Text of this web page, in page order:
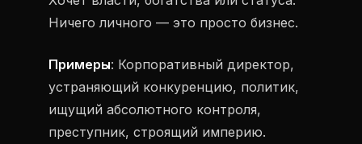
Ничего личного — это просто бизнес.
Примеры: Корпоративный директор,
устраняющий конкуренцию, политик,
ищущий абсолютного контроля,
преступник, строящий империю.